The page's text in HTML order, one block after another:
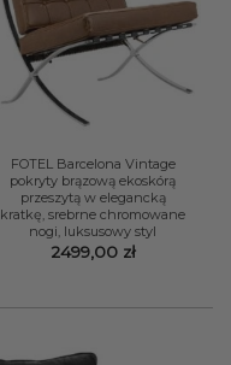
FOTEL Barcelona Vintage
pokryty brązową ekoskórą
przeszytą w elegancką
kratkę, srebrne chromowane
nogi, luksusowy styl
2499,00 zł